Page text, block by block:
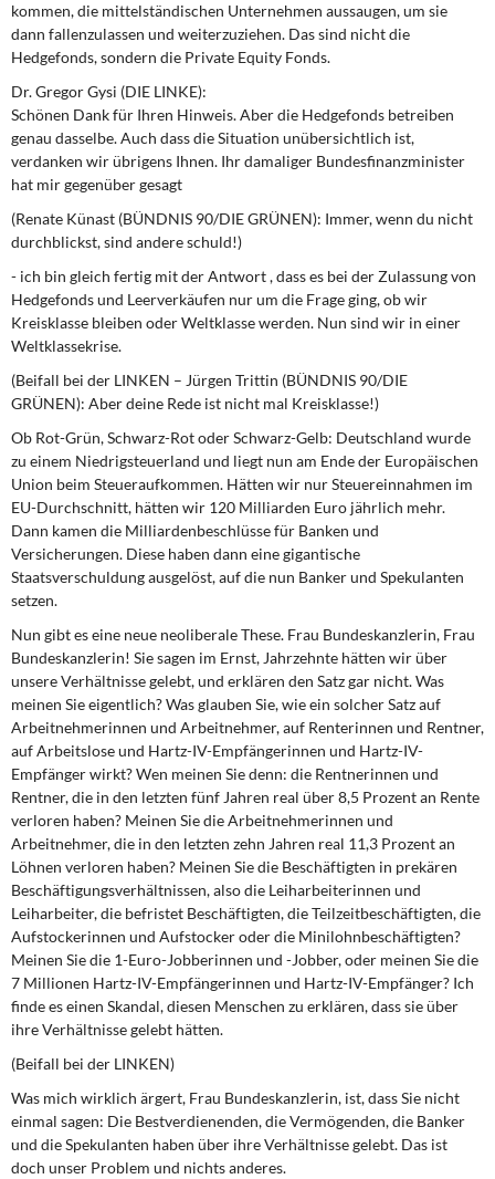
kommen, die mittelständischen Unternehmen aussaugen, um sie
dann fallenzulassen und weiterzuziehen. Das sind nicht die
Hedgefonds, sondern die Private Equity Fonds.
Dr. Gregor Gysi (DIE LINKE):
Schönen Dank für Ihren Hinweis. Aber die Hedgefonds betreiben
genau dasselbe. Auch dass die Situation unübersichtlich ist,
verdanken wir übrigens Ihnen. Ihr damaliger Bundesfinanzminister
hat mir gegenüber gesagt
(Renate Künast (BÜNDNIS 90/DIE GRÜNEN): Immer, wenn du nicht
durchblickst, sind andere schuld!)
- ich bin gleich fertig mit der Antwort , dass es bei der Zulassung von
Hedgefonds und Leerverkäufen nur um die Frage ging, ob wir
Kreisklasse bleiben oder Weltklasse werden. Nun sind wir in einer
Weltklassekrise.
(Beifall bei der LINKEN – Jürgen Trittin (BÜNDNIS 90/DIE
GRÜNEN): Aber deine Rede ist nicht mal Kreisklasse!)
Ob Rot-Grün, Schwarz-Rot oder Schwarz-Gelb: Deutschland wurde
zu einem Niedrigsteuerland und liegt nun am Ende der Europäischen
Union beim Steueraufkommen. Hätten wir nur Steuereinnahmen im
EU-Durchschnitt, hätten wir 120 Milliarden Euro jährlich mehr.
Dann kamen die Milliardenbeschlüsse für Banken und
Versicherungen. Diese haben dann eine gigantische
Staatsverschuldung ausgelöst, auf die nun Banker und Spekulanten
setzen.
Nun gibt es eine neue neoliberale These. Frau Bundeskanzlerin, Frau
Bundeskanzlerin! Sie sagen im Ernst, Jahrzehnte hätten wir über
unsere Verhältnisse gelebt, und erklären den Satz gar nicht. Was
meinen Sie eigentlich? Was glauben Sie, wie ein solcher Satz auf
Arbeitnehmerinnen und Arbeitnehmer, auf Renterinnen und Rentner,
auf Arbeitslose und Hartz-IV-Empfängerinnen und Hartz-IV-
Empfänger wirkt? Wen meinen Sie denn: die Rentnerinnen und
Rentner, die in den letzten fünf Jahren real über 8,5 Prozent an Rente
verloren haben? Meinen Sie die Arbeitnehmerinnen und
Arbeitnehmer, die in den letzten zehn Jahren real 11,3 Prozent an
Löhnen verloren haben? Meinen Sie die Beschäftigten in prekären
Beschäftigungsverhältnissen, also die Leiharbeiterinnen und
Leiharbeiter, die befristet Beschäftigten, die Teilzeitbeschäftigten, die
Aufstockerinnen und Aufstocker oder die Minilohnbeschäftigten?
Meinen Sie die 1-Euro-Jobberinnen und -Jobber, oder meinen Sie die
7 Millionen Hartz-IV-Empfängerinnen und Hartz-IV-Empfänger? Ich
finde es einen Skandal, diesen Menschen zu erklären, dass sie über
ihre Verhältnisse gelebt hätten.
(Beifall bei der LINKEN)
Was mich wirklich ärgert, Frau Bundeskanzlerin, ist, dass Sie nicht
einmal sagen: Die Bestverdienenden, die Vermögenden, die Banker
und die Spekulanten haben über ihre Verhältnisse gelebt. Das ist
doch unser Problem und nichts anderes.